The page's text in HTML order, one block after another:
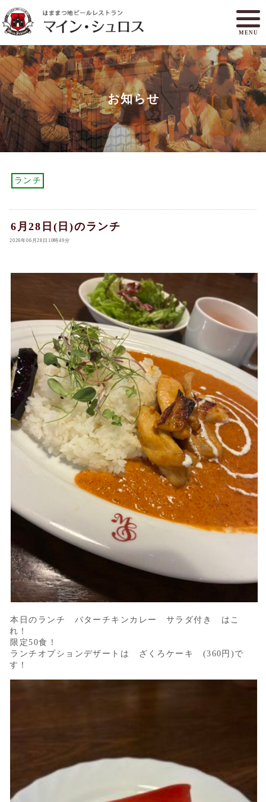
MENU
メニュー
ランチ
アクセスマップ
マイン・シュロスとは
オンラインショップ
お知らせ
ランチ
6月28日(日)のランチ
2026年06月28日10時49分
本日のランチ バターチキンカレー サラダ付き はこ
れ！
限定50食！
ランチオプションデザートは ざくろケーキ (360円)で
す！